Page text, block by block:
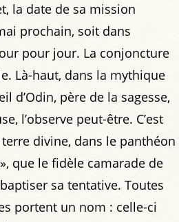
la date de sa mission
prochain, soit dans
pour jour. La conjoncture
Là-haut, dans la mythique
d’Odin, père de la sagesse,
l’observe peut-être. C’est
divine, dans le panthéon
que le fidèle camarade de
sa tentative. Toutes
portent un nom : celle-ci